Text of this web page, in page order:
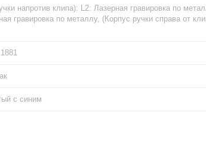
напротив клипа): L2: Лазерная гравировка по
гравировка по металлу, (Корпус ручки справа от
с синим